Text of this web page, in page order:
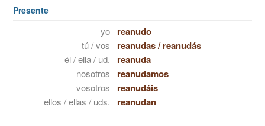
Presente
yo reanudo
tú / vos reanudas/reanudás
él / ella / ud. reanuda
nosotros reanudamos
vosotros reanudáis
ellos / ellas / uds. reanudan